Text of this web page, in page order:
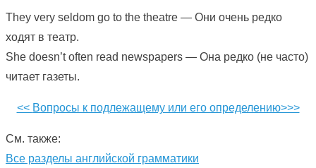
They very seldom go to the theatre — Они очень редко
ходят в театр.
She doesn’t often read newspapers — Она редко (не часто)
читает газеты.
<< Вопросы к подлежащему или его определению>>>
См. также:
Все разделы английской грамматики